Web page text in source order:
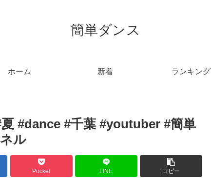
簡単ダンス
ホーム 新着 ランキング
#dance #千葉 #youtuber #簡単
ル
Pocket LINE コピー